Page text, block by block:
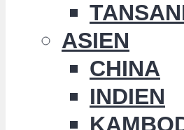
ASIEN
CHINA
INDIEN